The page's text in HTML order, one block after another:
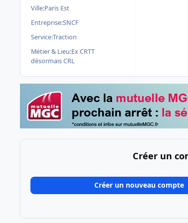
Ville:Paris Est
Entreprise:SNCF
Service:Traction
Métier & Lieu:Ex CRTT
désormais CRL
Créer un
Créer un nouveau compte